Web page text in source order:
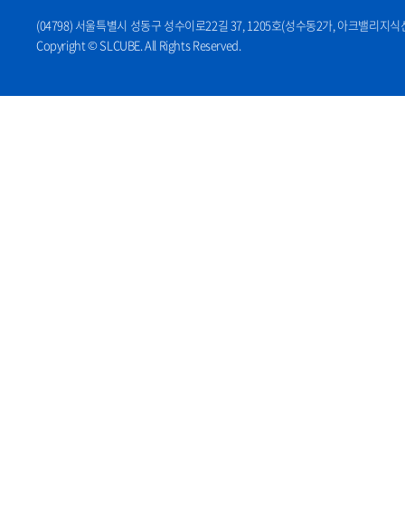
(04798) 서울특별시 성동구 성수이로22길 37, 1205호(성수동2가, 아크밸
Copyright © SLCUBE. All Rights Reserved.